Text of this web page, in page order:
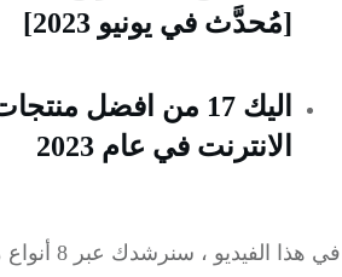
[مُحدَّث في يونيو 2023]
اليك 17 من افضل
الانترنت في عام 2023
في هذا الفيديو ،